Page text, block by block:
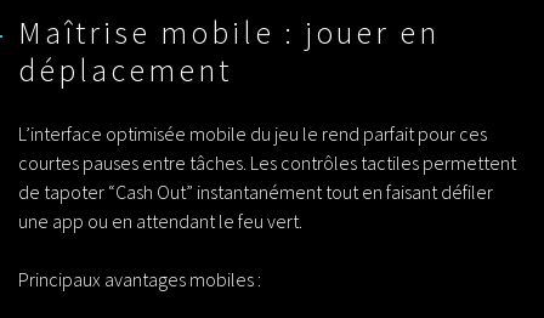
Maîtrise mobile : jouer en
déplacement
L’interface optimisée mobile du jeu le rend parfait pour ces
courtes pauses entre tâches. Les contrôles tactiles permettent
de tapoter “Cash Out” instantanément tout en faisant défiler
une app ou en attendant le feu vert.
Principaux avantages mobiles :